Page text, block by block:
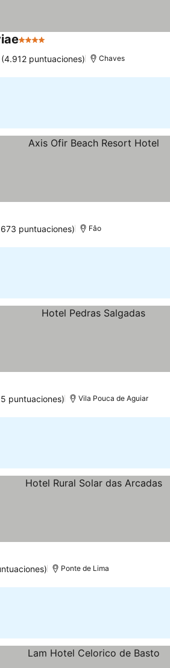
4 Estrellas
(4.912 puntuaciones) Chaves
puntuaciones) Fâo
puntuaciones) Vila Pouca de Aguiar
Ponte de Lima